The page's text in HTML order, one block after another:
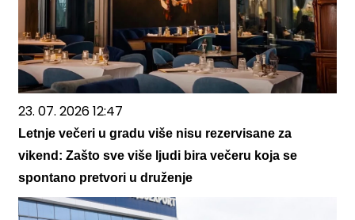
23. 07. 2026 12:47
Letnje večeri u gradu više nisu rezervisane za
vikend: Zašto sve više ljudi bira večeru koja se
spontano pretvori u druženje